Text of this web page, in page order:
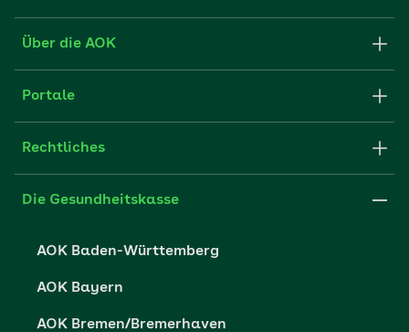
Formulare und Anträge
FAQ
Über die AOK
Struktur & Verwaltung
Partner der AOK
Portale
Fachportal für Arbeitgeber
Presse- und Politikportal
Vertriebspartner-Service
Rechtliches
Impressum
Die Gesundheitskasse
AOK Baden-Württemberg
AOK Bayern
AOK Bremen/Bremerhaven